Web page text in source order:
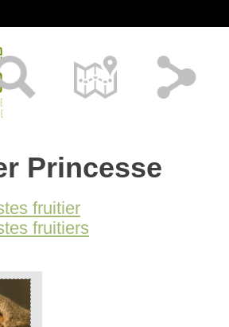
Princesse
fruitier
fruitiers